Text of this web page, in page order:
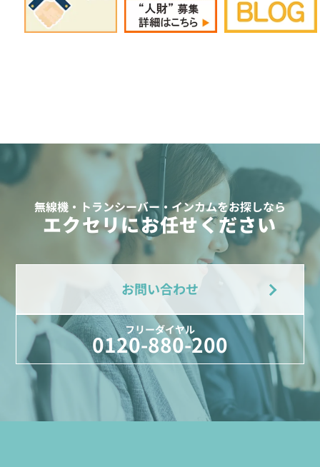
無線機・トランシーバー・インカムをお探しなら
エクセリにお任せください
お問い合わせ
フリーダイヤル
0120-880-200